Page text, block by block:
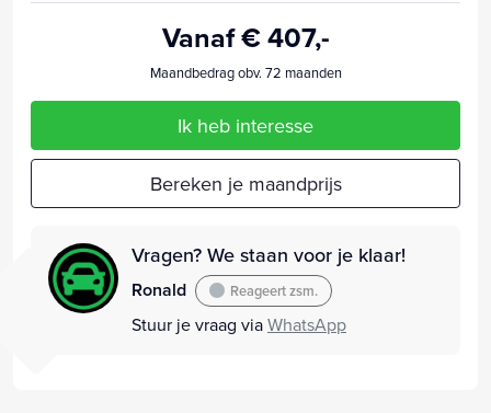
Vanaf € 407,-
Maandbedrag obv. 72 maanden
Ik heb interesse
Bereken je maandprijs
Vragen? We staan voor je klaar!
Ronald Reageert zsm.
Stuur je vraag viaWhatsApp